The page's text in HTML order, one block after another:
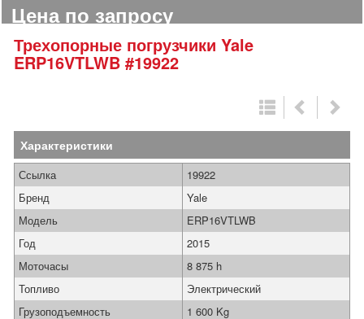
Цена по запросу
Трехопорные погрузчики Yale
ERP16VTLWB #19922
Характеристики
Ссылка
19922
Бренд
Yale
Модель
ERP16VTLWB
Год
2015
Моточасы
8 875 h
Топливо
Электрический
Грузоподъемность
1 600 Kg